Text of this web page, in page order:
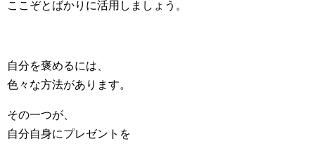
ここぞとばかりに活用しましょう。
自分を褒めるには、
色々な方法があります。
その一つが、
自分自身にプレゼントを